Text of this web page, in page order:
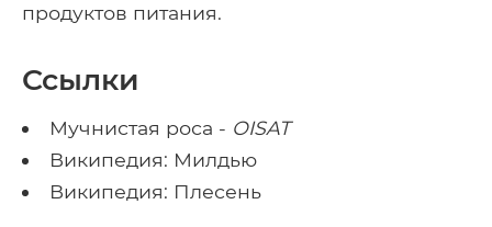
продуктов питания.
Ссылки
Мучнистая роса - OISAT
Википедия: Милдью
Википедия: Плесень